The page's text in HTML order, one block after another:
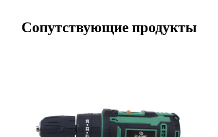
Сопутствующие продукты